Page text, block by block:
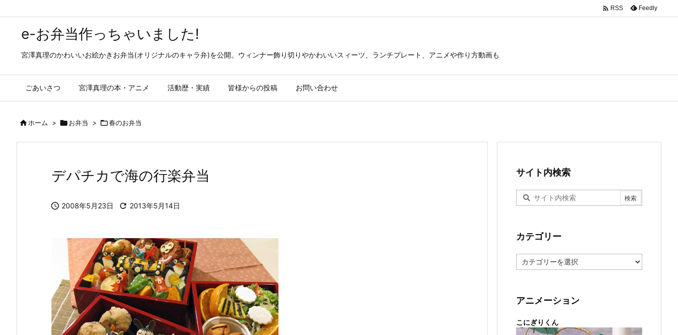
e-お弁当作っちゃいました!
宮澤真理のかわいいお絵かきお弁当(オリジナルのキャラ弁)を公開。ウィンナー飾り切りやかわいいスィーツ、ランチプレート、アニメや作り方動画も
ごあいさつ 宮澤真理の本・アニメ 活動歴・実績 皆様からの投稿 お問い合わせ
 RSS Feedly
ホーム > お弁当 > 春のお弁当
デパチカで海の行楽弁当
 2008年5月23日  2013年5月14日
サイト内検索
カテゴリー
テ
ー
アニメーション
こにぎりくん